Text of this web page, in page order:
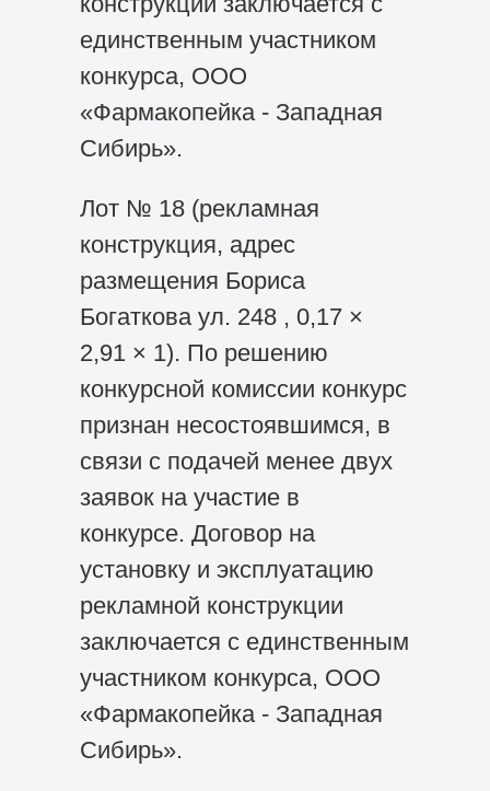
единственным участником
конкурса, ООО
«Фармакопейка - Западная
Сибирь».
Лот № 18 (рекламная
конструкция, адрес
размещения Бориса
Богаткова ул. 248 , 0,17 ×
2,91 × 1). По решению
конкурсной комиссии конкурс
признан несостоявшимся, в
связи с подачей менее двух
заявок на участие в
конкурсе. Договор на
установку и эксплуатацию
рекламной конструкции
заключается с единственным
участником конкурса, ООО
«Фармакопейка - Западная
Сибирь».